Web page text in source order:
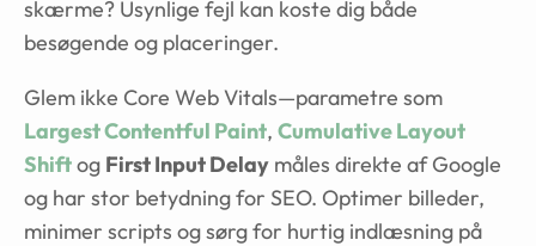
skærme? Usynlige fejl kan koste dig både
besøgende og placeringer.
Glem ikke Core Web Vitals—parametre som
Largest Contentful Paint, Cumulative Layout
Shiftog First Input Delay måles direkte af Google
og har stor betydning for SEO. Optimer billeder,
minimer scripts og sørg for hurtig indlæsning på